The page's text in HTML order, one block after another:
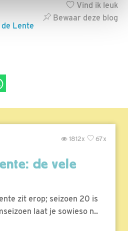
Vind ik leuk
Bewaar deze blog
Lente
67x
1812x
de vele
zit erop; seizoen 20 is
laat je sowieso n..